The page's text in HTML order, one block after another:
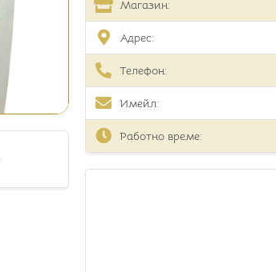
Магазин:
Адрес:
Телефон:
Имейл:
Работно време: